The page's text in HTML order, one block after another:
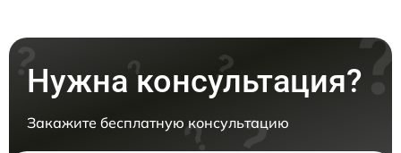
Нужна консультация?
Закажите бесплатную консультацию